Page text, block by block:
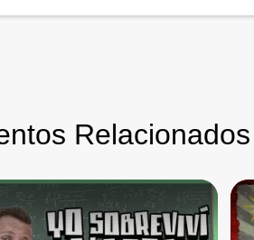
Relacionados